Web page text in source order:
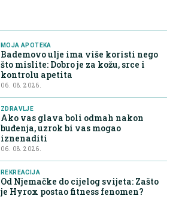
MOJA APOTEKA
Bademovo ulje ima više koristi nego
što mislite: Dobro je za kožu, srce i
kontrolu apetita
06. 08. 2026.
ZDRAVLJE
Ako vas glava boli odmah nakon
buđenja, uzrok bi vas mogao
iznenaditi
06. 08. 2026.
REKREACIJA
Od Njemačke do cijelog svijeta: Zašto
je Hyrox postao fitness fenomen?